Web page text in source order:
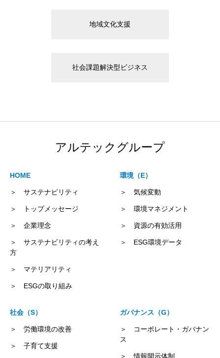
地域文化支援
社会課題解決型ビジネス
アルテックグループ
HOME
＞ サステナビリティ
＞ トップメッセージ
＞ 企業理念
＞ サステナビリティの考え
方
＞ マテリアリティ
＞ ESGの取り組み
環境（E）
＞ 気候変動
＞ 環境マネジメント
＞ 資源の有効活用
＞ ESG環境データ
社会（S）
＞ 労働環境の改善
＞ 子育て支援
ガバナンス（G）
＞ コーポレート・ガバナン
ス
＞ 情報開示体制